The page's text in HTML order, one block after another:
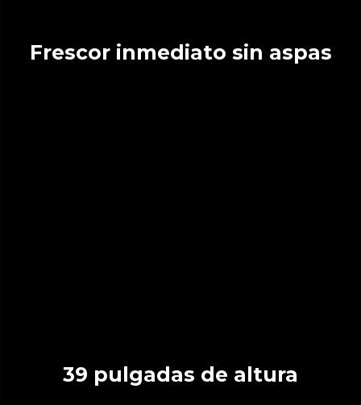
Frescor inmediato sin aspas
39 pulgadas de altura